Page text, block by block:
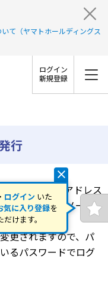
て（ヤマトホールディングス
ログイン
新規登録
・ ログイン いた
気に入り登録を
けます。
行
ているメールアドレス
しますので、メール
更されますので、パ
るパスワードでログ